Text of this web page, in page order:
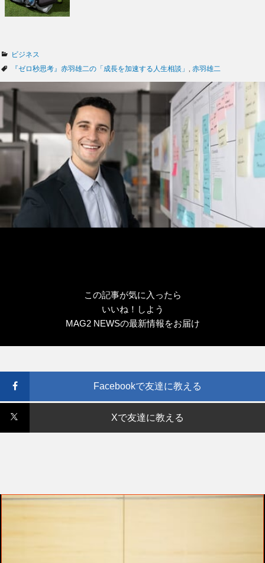
カ
テ
リ
ビジネス
タ
『ゼロ秒思考』赤羽雄二の「成長を加速する人生相談」 赤羽雄二
この記事が気に入ったら
いいね！しよう
MAG2 NEWSの最新情報をお届け
Facebookで友達に教える
Xで友達に教える